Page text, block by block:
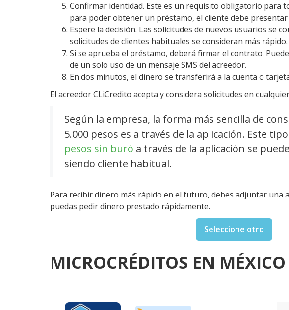
Confirmar identidad. Este es un requisito obligatorio para
para poder obtener un préstamo, el cliente debe
Espere la decisión. Las solicitudes de nuevos usuarios se
solicitudes de clientes habituales se consideran más rápido.
Si se aprueba el préstamo, deberá firmar el contrato.
de un solo uso de un mensaje SMS del acreedor.
En dos minutos, el dinero se transferirá a la cuenta o
El acreedor CLiCredito acepta y considera solicitudes en
Según la empresa, la forma más sencilla de
5.000 pesos es a través de la aplicación. Este
pesos sin buró a través de la aplicación se
siendo cliente habitual.
Para recibir dinero más rápido en el futuro, debes adjuntar una
puedas pedir dinero prestado rápidamente.
Seleccione otro
MICROCRÉDITOS EN MÉXICO